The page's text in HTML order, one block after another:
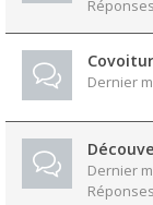
Dernier
Dernier